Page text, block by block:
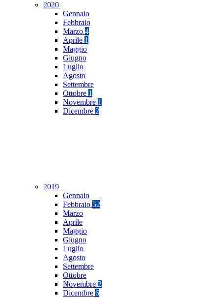
2020
Gennaio
Febbraio
Marzo 4
Aprile 1
Maggio
Giugno
Luglio
Agosto
Settembre
Ottobre 1
Novembre 1
Dicembre 2
2019
Gennaio
Febbraio 52
Marzo
Aprile
Maggio
Giugno
Luglio
Agosto
Settembre
Ottobre
Novembre 2
Dicembre 6